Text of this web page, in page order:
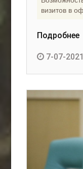
визитов в
Подробнее
7-07-